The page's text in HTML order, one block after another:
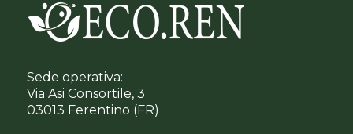
Sede operativa:
Via Asi Consortile, 3
03013 Ferentino (FR)